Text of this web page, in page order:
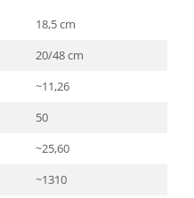
18,5 cm
20/48 cm
~11,26
50
~25,60
~1310